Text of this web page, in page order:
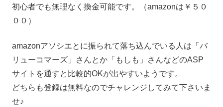
初心者でも無理なく換金可能です。（amazonは￥５０
００）
amazonアソシエとに振られて落ち込んでいる人は「バ
リューコマーズ」さんとか「もしも」さんなどのASP
サイトを通すと比較的OKが出やすいようです。
どちらも登録は無料なのでチャレンジしてみて下さいま
せ♪